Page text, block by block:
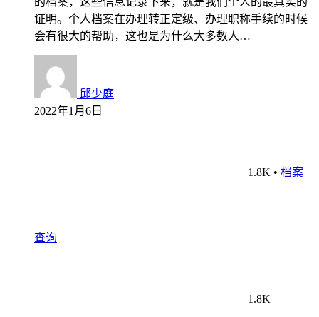
证明。个人档案在办理转正定级、办理职称手续的时候
会有很大的帮助，这也是为什么大多数人…
邱少庭
2022年1月6日
1.8K • 档案
查询
1.8K